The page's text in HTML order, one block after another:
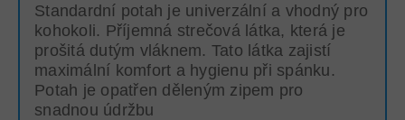
Standardní potah je univerzální a vhodný pro
kohokoli. Příjemná strečová látka, která je
prošitá dutým vláknem. Tato látka zajistí
maximální komfort a hygienu při spánku.
Potah je opatřen děleným zipem pro
snadnou údržbu